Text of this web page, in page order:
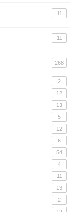
11
11
268
2
12
13
5
12
6
54
4
11
13
2